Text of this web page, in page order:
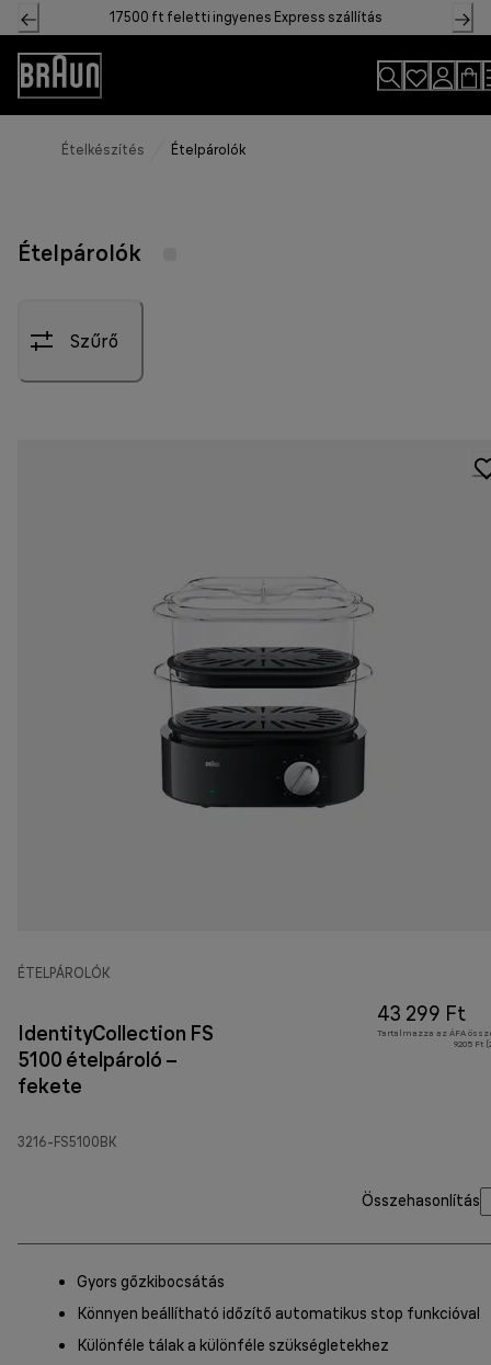
Skip
to
Content
17500 ft feletti ingyenes Express szállítás
Accessibility
Statement
Ételkészítés Ételpárolók
Ételpárolók
Szűrő
ÉTELPÁROLÓK
IdentityCollection FS
5100 ételpároló –
fekete
3216-FS5100BK
43 299 Ft
Tartalmazza az ÁFA
9205 Ft
Összehasonlítás
Gyors gőzkibocsátás
Könnyen beállítható időzítő automatikus stop funkcióval
Különféle tálak a különféle szükségletekhez